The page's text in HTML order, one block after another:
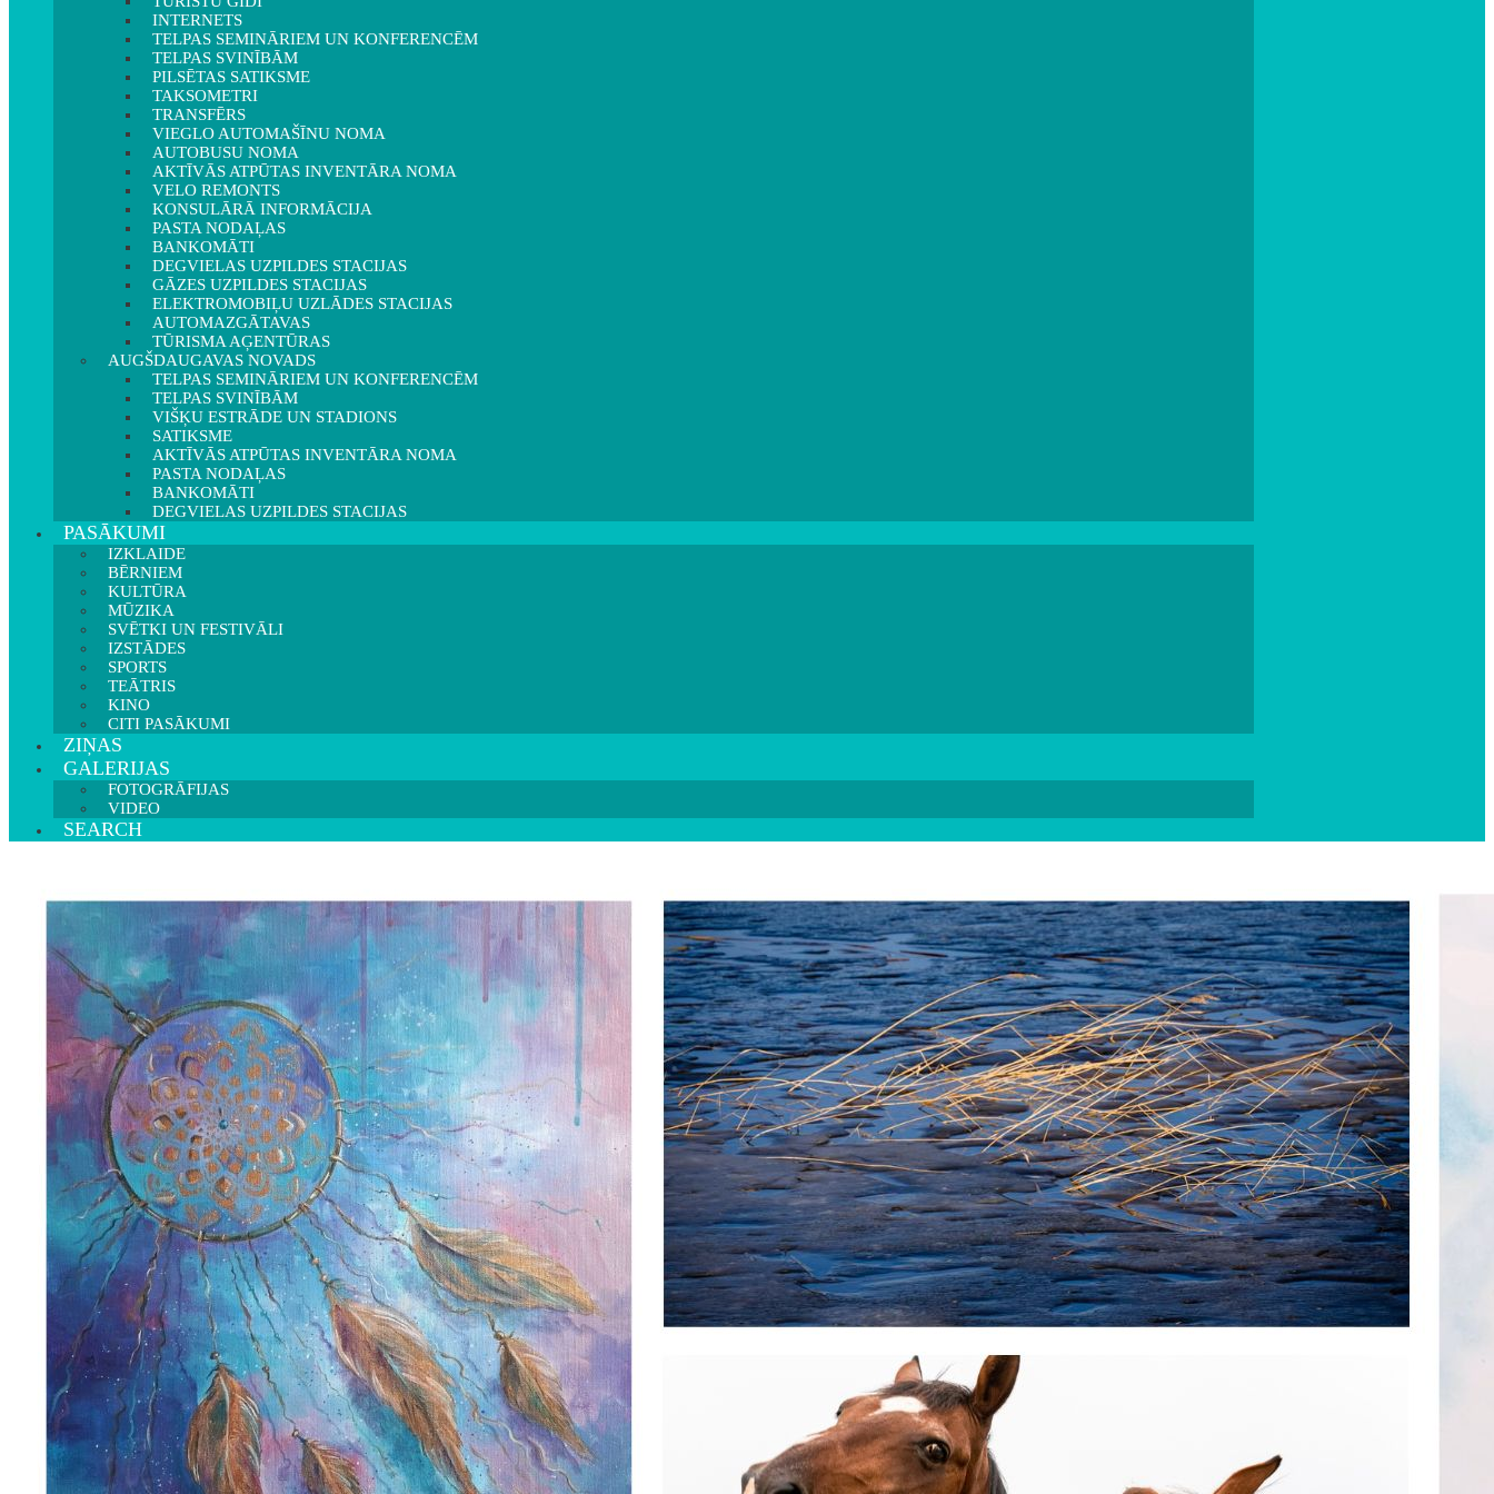
INTERNETS
TELPAS SEMINĀRIEM UN KONFERENCĒM
TELPAS SVINĪBĀM
PILSĒTAS SATIKSME
TAKSOMETRI
TRANSFĒRS
VIEGLO AUTOMAŠĪNU NOMA
AUTOBUSU NOMA
AKTĪVĀS ATPŪTAS INVENTĀRA NOMA
VELO REMONTS
KONSULĀRĀ INFORMĀCIJA
PASTA NODAĻAS
BANKOMĀTI
DEGVIELAS UZPILDES STACIJAS
GĀZES UZPILDES STACIJAS
ELEKTROMOBIĻU UZLĀDES STACIJAS
AUTOMAZGĀTAVAS
TŪRISMA AĢENTŪRAS
AUGŠDAUGAVAS NOVADS
TELPAS SEMINĀRIEM UN KONFERENCĒM
TELPAS SVINĪBĀM
VIŠĶU ESTRĀDE UN STADIONS
SATIKSME
AKTĪVĀS ATPŪTAS INVENTĀRA NOMA
PASTA NODAĻAS
BANKOMĀTI
DEGVIELAS UZPILDES STACIJAS
PASĀKUMI
IZKLAIDE
BĒRNIEM
KULTŪRA
MŪZIKA
SVĒTKI UN FESTIVĀLI
IZSTĀDES
SPORTS
TEĀTRIS
KINO
CITI PASĀKUMI
ZIŅAS
GALERIJAS
FOTOGRĀFIJAS
VIDEO
SEARCH